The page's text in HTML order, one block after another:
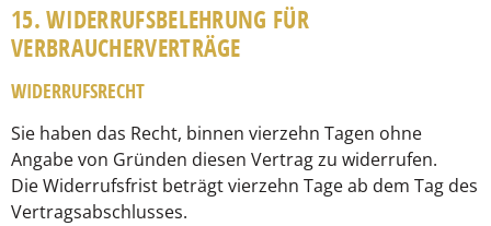
15. WIDERRUFSBELEHRUNG FÜR
VERBRAUCHERVERTRÄGE
WIDERRUFSRECHT
Sie haben das Recht, binnen vierzehn Tagen ohne
Angabe von Gründen diesen Vertrag zu widerrufen.
Die Widerrufsfrist beträgt vierzehn Tage ab dem Tag des
Vertragsabschlusses.